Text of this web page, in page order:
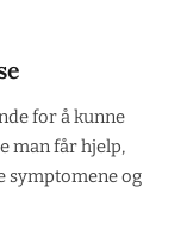
for å kunne
man får hjelp,
symptomene og